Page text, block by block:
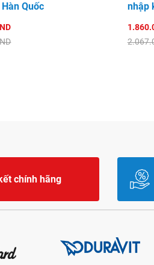
Quốc
nhập
chính hãng